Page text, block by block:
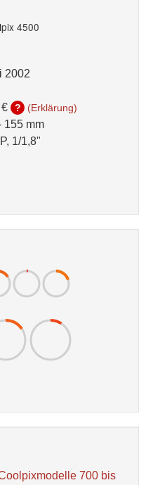
4500
2002
? (Erklärung)
155 mm
1/1,8"
700 bis